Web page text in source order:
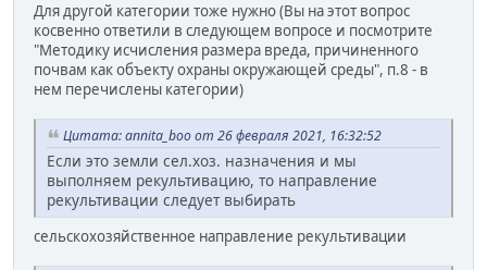
Для другой категории тоже нужно (Вы на этот вопрос
косвенно ответили в следующем вопросе и посмотрите
"Методику исчисления размера вреда, причиненного
почвам как объекту охраны окружающей среды", п.8 - в
нем перечислены категории)
Цитата: annita_boo от 26 февраля 2021, 16:32:52
Если это земли сел.хоз. назначения и мы
выполняем рекультивацию, то направление
рекультивации следует выбирать
сельскохозяйственное направление рекультивации